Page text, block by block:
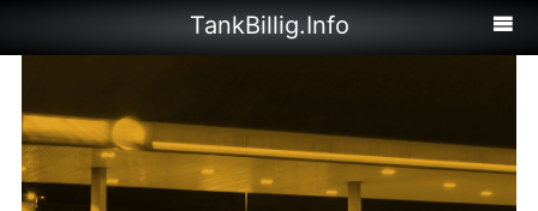
TankBillig.Info